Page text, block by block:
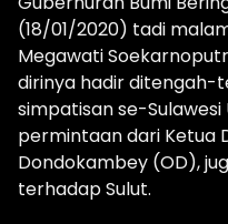
(18/01/2020) tadi
Megawati
dirinya hadir ditengah-
simpatisan se-
permintaan dari Ketua
Dondokambey (OD),
terhadap Sulut.